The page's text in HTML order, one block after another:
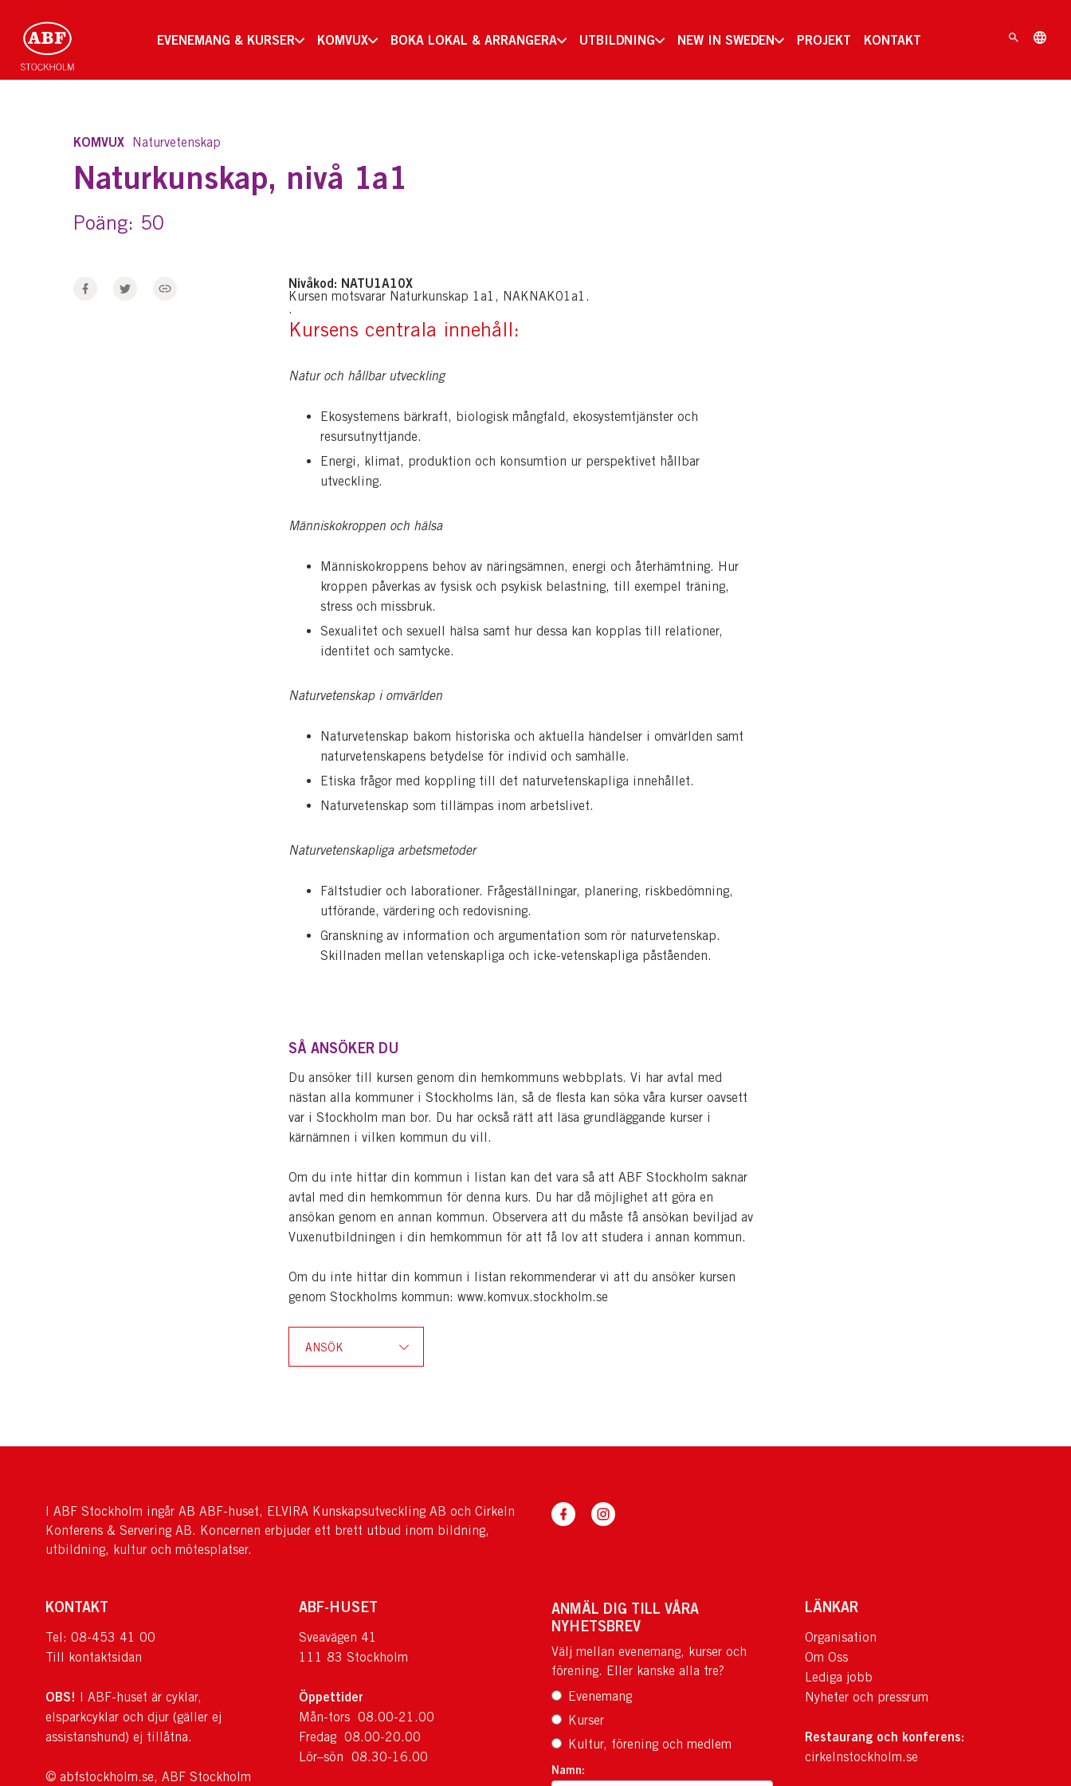
EVENEMANG & KURSER KOMVUX BOKA LOKAL & ARRANGERA UTBILDNING NEW IN SWEDEN PROJEKT KONTAKT
KOMVUX Naturvetenskap
Naturkunskap, nivå 1a1
Poäng: 50
Nivåkod: NATU1A10X
Kursen motsvarar Naturkunskap 1a1, NAKNAK01a1.
.
Kursens centrala innehåll:
Natur och hållbar utveckling
Ekosystemens bärkraft, biologisk mångfald, ekosystemtjänster och
resursutnyttjande.
Energi, klimat, produktion och konsumtion ur perspektivet hållbar
utveckling.
Människokroppen och hälsa
Människokroppens behov av näringsämnen, energi och återhämtning. Hur
kroppen påverkas av fysisk och psykisk belastning, till exempel träning,
stress och missbruk.
Sexualitet och sexuell hälsa samt hur dessa kan kopplas till relationer,
identitet och samtycke.
Naturvetenskap i omvärlden
Naturvetenskap bakom historiska och aktuella händelser i omvärlden samt
naturvetenskapens betydelse för individ och samhälle.
Etiska frågor med koppling till det naturvetenskapliga innehållet.
Naturvetenskap som tillämpas inom arbetslivet.
Naturvetenskapliga arbetsmetoder
Fältstudier och laborationer. Frågeställningar, planering, riskbedömning,
utförande, värdering och redovisning.
Granskning av information och argumentation som rör naturvetenskap.
Skillnaden mellan vetenskapliga och icke-vetenskapliga påståenden.
SÅ ANSÖKER DU
Du ansöker till kursen genom din hemkommuns webbplats. Vi har avtal med
nästan alla kommuner i Stockholms län, så de flesta kan söka våra kurser oavsett
var i Stockholm man bor. Du har också rätt att läsa grundläggande kurser i
kärnämnen i vilken kommun du vill.
Om du inte hittar din kommun i listan kan det vara så att ABF Stockholm saknar
avtal med din hemkommun för denna kurs. Du har då möjlighet att göra en
ansökan genom en annan kommun. Observera att du måste få ansökan beviljad av
Vuxenutbildningen i din hemkommun för att få lov att studera i annan kommun.
Om du inte hittar din kommun i listan rekommenderar vi att du ansöker kursen
genom Stockholms kommun: www.komvux.stockholm.se
ANSÖK
I ABF Stockholm ingår AB ABF-huset, ELVIRA Kunskapsutveckling AB och Cirkeln
Konferens & Servering AB. Koncernen erbjuder ett brett utbud inom bildning,
utbildning, kultur och mötesplatser.
KONTAKT
Tel: 08-453 41 00
Till kontaktsidan
OBS! I ABF-huset är cyklar,
elsparkcyklar och djur (gäller ej
assistanshund) ej tillåtna.
© abfstockholm.se, ABF Stockholm
ABF-HUSET
Sveavägen 41
111 83 Stockholm
Öppettider
Mån-tors 08.00-21.00
Fredag 08.00-20.00
Lör–sön 08.30-16.00
ANMÄL DIG TILL VÅRA
NYHETSBREV
Välj mellan evenemang, kurser och
förening. Eller kanske alla tre?
Evenemang
Kurser
Kultur, förening och medlem
Namn:
LÄNKAR
Organisation
Om Oss
Lediga jobb
Nyheter och pressrum
Restaurang och konferens:
cirkelnstockholm.se